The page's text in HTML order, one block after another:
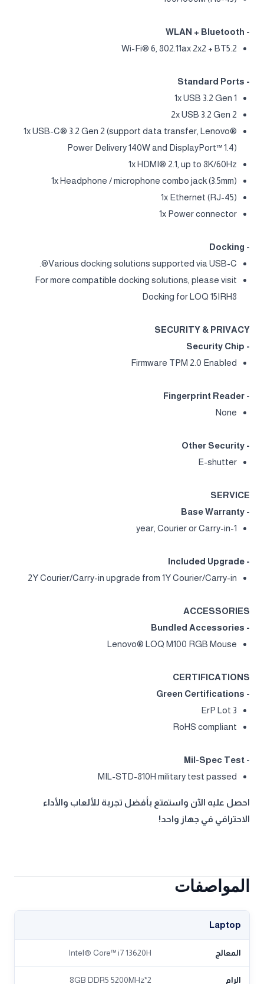
- WLAN + Bluetooth
Wi-Fi® 6, 802.11ax 2x2 + BT5.2
- Standard Ports
1x USB 3.2 Gen 1
2x USB 3.2 Gen 2
1x USB-C® 3.2 Gen 2 (support data transfer, Lenovo®
Power Delivery 140W and DisplayPort™ 1.4)
1x HDMI® 2.1, up to 8K/60Hz
1x Headphone / microphone combo jack (3.5mm)
1x Ethernet (RJ-45)
1x Power connector
- Docking
Various docking solutions supported via USB-C®.
For more compatible docking solutions, please visit
Docking for LOQ 15IRH8
SECURITY & PRIVACY
- Security Chip
Firmware TPM 2.0 Enabled
- Fingerprint Reader
None
- Other Security
E-shutter
SERVICE
- Base Warranty
1-year, Courier or Carry-in
- Included Upgrade
2Y Courier/Carry-in upgrade from 1Y Courier/Carry-in
ACCESSORIES
- Bundled Accessories
Lenovo® LOQ M100 RGB Mouse
CERTIFICATIONS
- Green Certifications
ErP Lot 3
RoHS compliant
- Mil-Spec Test
MIL-STD-810H military test passed
احصل عليه الآن واستمتع بأفضل تجربة للألعاب والأداء
الاحترافي في جهاز واحد!
المواصفات
Laptop
المعالج Intel® Core™ i7 13620H
الرام 2*8GB DDR5 5200MHz